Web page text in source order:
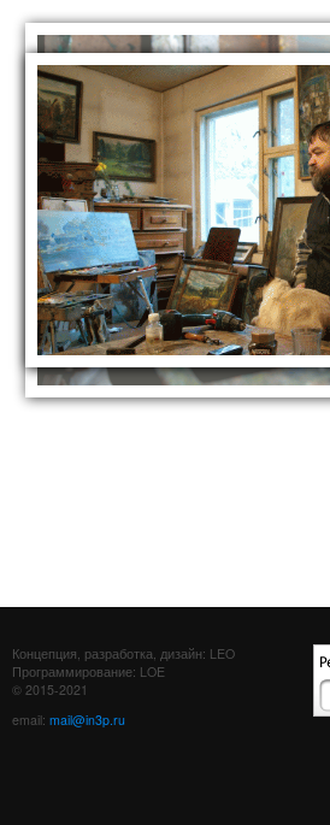
Концепция, разработка, дизайн: LEO
Программирование: LOE
© 2015-2021
email: mail@in3p.ru